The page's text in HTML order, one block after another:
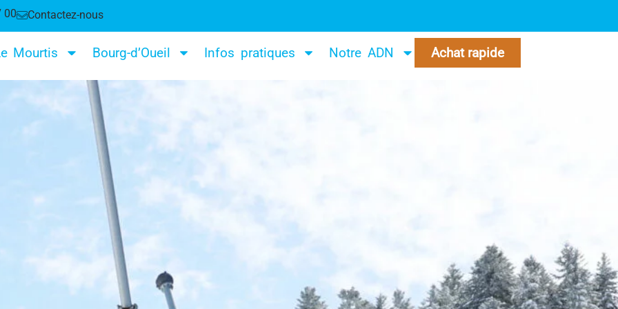
00 Contactez-nous
Mourtis Bourg-d’Oueil Infos pratiques Notre ADN Achat rapide